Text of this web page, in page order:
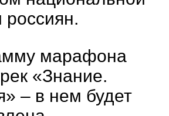
россиян.
марафона
«Знание.
– в нем будет